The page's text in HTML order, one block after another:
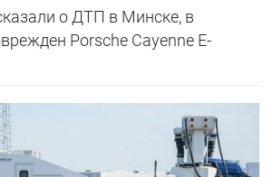
о ДТП в Минске, в
Porsche Cayenne E-